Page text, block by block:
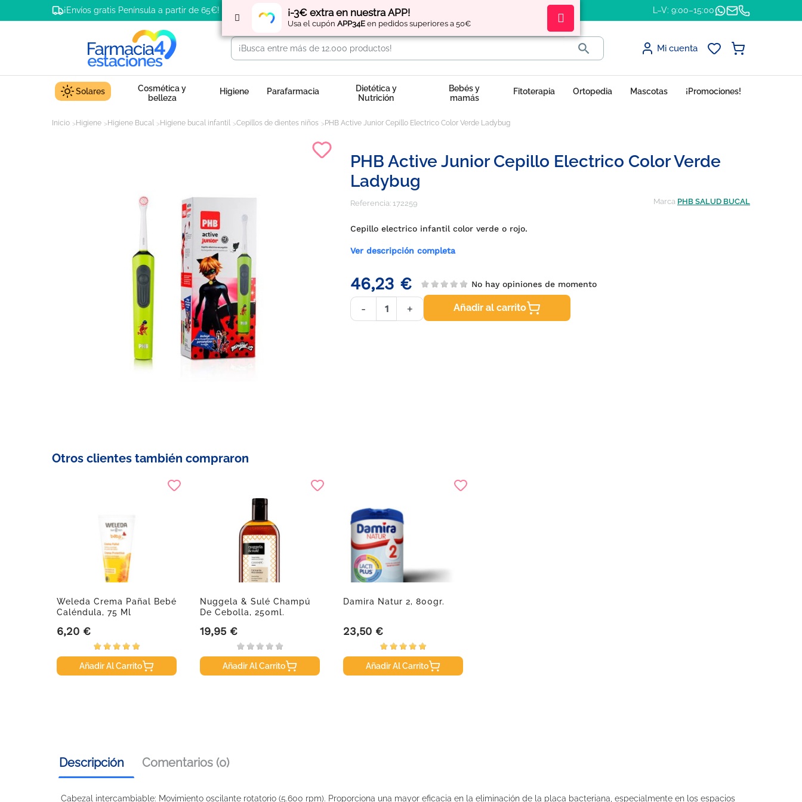
¡-3€ extra en nuestra APP!
Usa el cupón APP34E en pedidos superiores a 50€
¡Envíos gratis Península a partir de 65€! Regístratey obtén L–V: 9:00–15:00
 Mi cuenta
Solares
Cosmética y
belleza
Higiene Parafarmacia
Dietética y
Nutrición
Bebés y
mamás
Fitoterapia Ortopedia Mascotas ¡Promociones!
Inicio Higiene Higiene Bucal Higiene bucal infantil Cepillos de dientes niños PHB Active Junior Cepillo Electrico Color Verde Ladybug
PHB Active Junior Cepillo Electrico Color Verde
Ladybug
Referencia: 172259 Marca PHB SALUD BUCAL
Cepillo electrico infantil color verde o rojo.
Ver descripción completa
46,23 € No hay opiniones de momento
- + Añadir al carrito
Otros clientes también compraron
Weleda Crema Pañal Bebé
Caléndula, 75 Ml
Precio
6,20 €
Añadir Al Carrito
Nuggela & Sulé Champú
De Cebolla, 250ml.
Precio
19,95 €
Añadir Al Carrito
Damira Natur 2, 800gr.
Precio
23,50 €
Añadir Al Carrito
Descripción Comentarios (0)
Cabezal intercambiable: Movimiento oscilante rotatorio (5.600 rpm). Proporciona una mayor eficacia en la eliminación de la placa bacteriana, especialmente en los espacios